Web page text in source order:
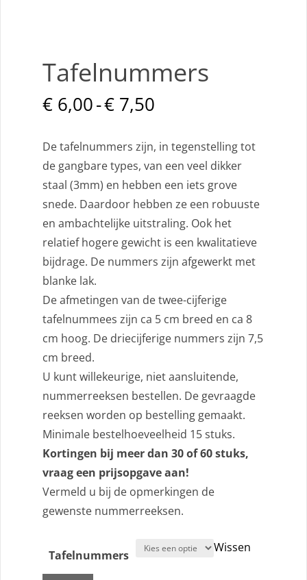
Tafelnummers
€6,00-€7,50Prijsklasse:
tot
€ 7,50
De tafelnummers zijn, in tegenstelling tot
de gangbare types, van een veel dikker
staal (3mm) en hebben een iets grove
snede. Daardoor hebben ze een robuuste
en ambachtelijke uitstraling. Ook het
relatief hogere gewicht is een kwalitatieve
bijdrage. De nummers zijn afgewerkt met
blanke lak.
De afmetingen van de twee-cijferige
tafelnummees zijn ca 5 cm breed en ca 8
cm hoog. De driecijferige nummers zijn 7,5
cm breed.
U kunt willekeurige, niet aansluitende,
nummerreeksen bestellen. De gevraagde
reeksen worden op bestelling gemaakt.
Minimale bestelhoeveelheid 15 stuks.
Kortingen bij meer dan 30 of 60 stuks,
vraag een prijsopgave aan!
Vermeld u bij de opmerkingen de
gewenste nummerreeksen.
Tafelnummers
Wissen